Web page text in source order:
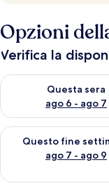
Opzioni
Verifica la
Questa sera
ago 6 - ago 7
Verifica la
Questo fine
ago 7 - ago 9
Verifica la